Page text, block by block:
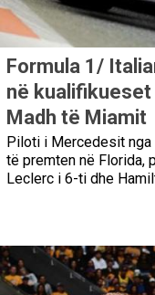
Formula 1/
në kualifikueset
Madh të Miamit
Piloti i Mercedesit
të premten në Florida,
Leclerc i 6-ti dhe